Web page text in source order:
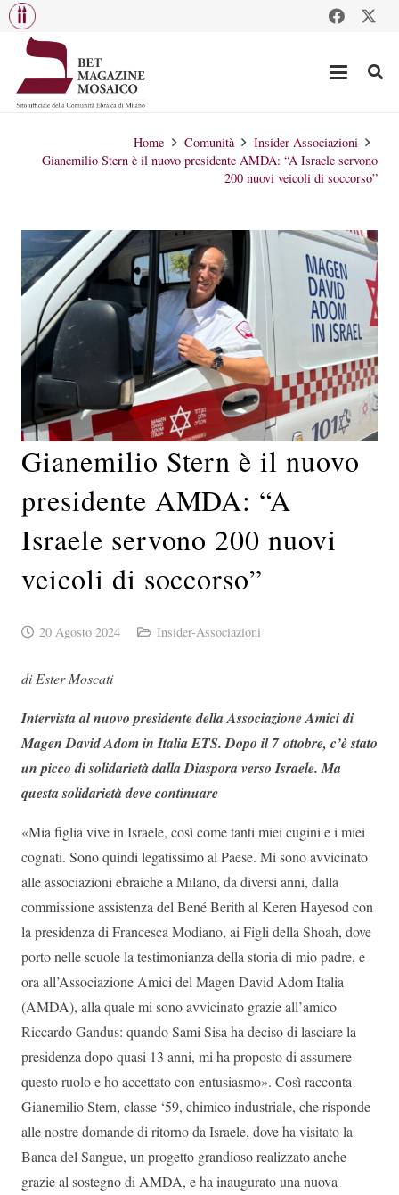
Home Comunità
Insider-Associazioni
Gianemilio Stern è il nuovo presidente AMDA: “A Israele servono
200 nuovi veicoli di soccorso”
Gianemilio Stern è il nuovo
presidente AMDA: “A
Israele servono 200 nuovi
veicoli di soccorso”
20 Agosto 2024 Insider-Associazioni
di Ester Moscati
Intervista al nuovo presidente della Associazione Amici di
Magen David Adom in Italia ETS. Dopo il 7 ottobre, c’è stato
un picco di solidarietà dalla Diaspora verso Israele. Ma
questa solidarietà deve continuare
«Mia figlia vive in Israele, così come tanti miei cugini e i miei
cognati. Sono quindi legatissimo al Paese. Mi sono avvicinato
alle associazioni ebraiche a Milano, da diversi anni, dalla
commissione assistenza del Bené Berith al Keren Hayesod con
la presidenza di Francesca Modiano, ai Figli della Shoah, dove
porto nelle scuole la testimonianza della storia di mio padre, e
ora all’Associazione Amici del Magen David Adom Italia
(AMDA), alla quale mi sono avvicinato grazie all’amico
Riccardo Gandus: quando Sami Sisa ha deciso di lasciare la
presidenza dopo quasi 13 anni, mi ha proposto di assumere
questo ruolo e ho accettato con entusiasmo». Così racconta
Gianemilio Stern, classe ‘59, chimico industriale, che risponde
alle nostre domande di ritorno da Israele, dove ha visitato la
Banca del Sangue, un progetto grandioso realizzato anche
grazie al sostegno di AMDA, e ha inaugurato una nuova